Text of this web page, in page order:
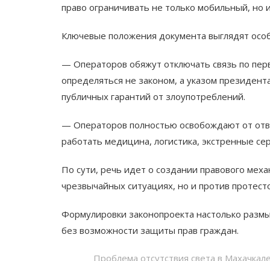
право ограничивать не только мобильный,
Ключевые положения документа выглядят
— Операторов обяжут отключать связь по
определяться не законом, а указом
публичных гарантий от злоупотреблений.
— Операторов полностью освобождают от
работать медицина, логистика, экстренные
По сути, речь идет о создании правового
чрезвычайных ситуациях, но и против
Формулировки законопроекта настолько
без возможности защиты прав граждан.
Проблема отсутствия света в